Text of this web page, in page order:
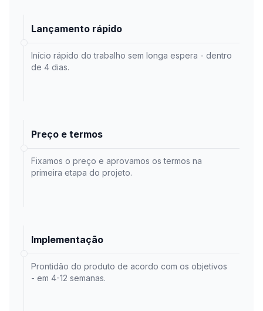
Lançamento rápido
Início rápido do trabalho sem longa espera - dentro
de 4 dias.
Preço e termos
Fixamos o preço e aprovamos os termos na
primeira etapa do projeto.
Implementação
Prontidão do produto de acordo com os objetivos
- em 4-12 semanas.